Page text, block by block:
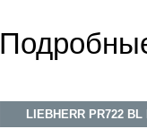
LIEBHERR PR722